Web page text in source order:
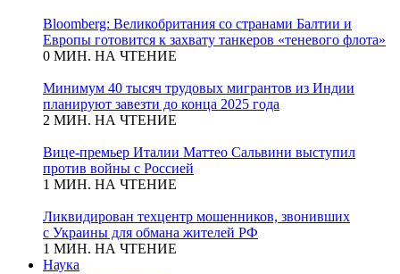
Bloomberg: Великобритания со странами Балтии и
Европы готовится к захвату танкеров «теневого флота»
0 МИН. НА ЧТЕНИЕ
Минимум 40 тысяч трудовых мигрантов из Индии
планируют завезти до конца 2025 года
2 МИН. НА ЧТЕНИЕ
Вице-премьер Италии Маттео Сальвини выступил
против войны с Россией
1 МИН. НА ЧТЕНИЕ
Ликвидирован техцентр мошенников, звонивших
с Украины для обмана жителей РФ
1 МИН. НА ЧТЕНИЕ
Наука